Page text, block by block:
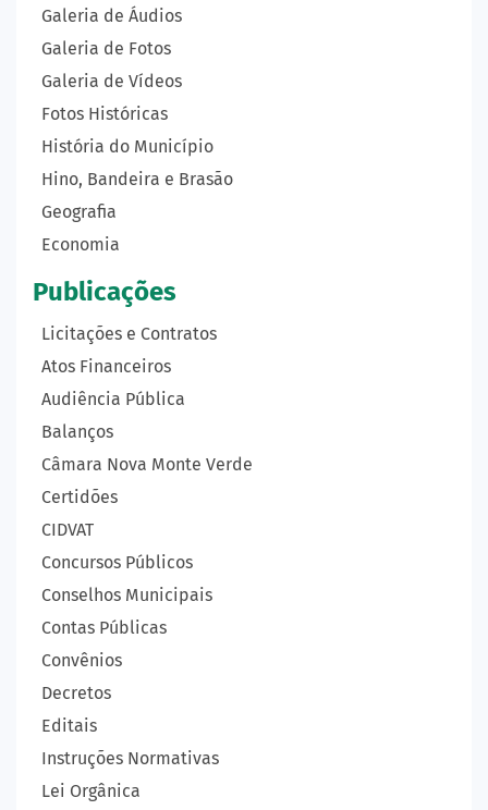
Galeria de Áudios
Galeria de Fotos
Galeria de Vídeos
Fotos Históricas
História do Município
Hino, Bandeira e Brasão
Geografia
Economia
Publicações
Licitações e Contratos
Atos Financeiros
Audiência Pública
Balanços
Câmara Nova Monte Verde
Certidões
CIDVAT
Concursos Públicos
Conselhos Municipais
Contas Públicas
Convênios
Decretos
Editais
Instruções Normativas
Lei Orgânica